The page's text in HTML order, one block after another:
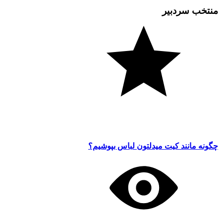
منتخب سردبیر
چگونه مانند کیت میدلتون لباس بپوشیم؟